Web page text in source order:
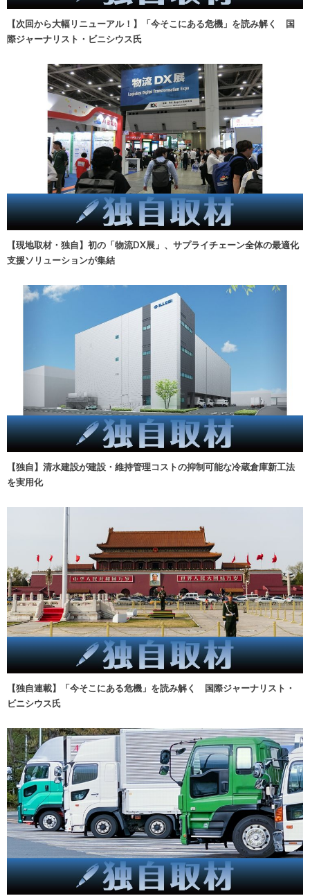
【次回から大幅リニューアル！】「今そこにある危機」を読み解く 国
際ジャーナリスト・ビニシウス氏
【現地取材・独自】初の「物流DX展」、サプライチェーン全体の最適化
支援ソリューションが集結
【独自】清水建設が建設・維持管理コストの抑制可能な冷蔵倉庫新工法
を実用化
【独自連載】「今そこにある危機」を読み解く 国際ジャーナリスト・
ビニシウス氏